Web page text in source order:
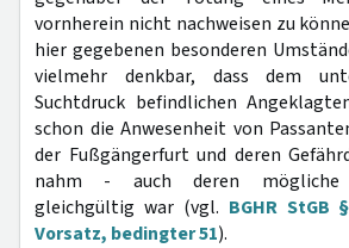
vornherein nicht nachweisen zu
hier gegebenen besonderen
vielmehr denkbar, dass dem
Suchtdruck befindlichen
schon die Anwesenheit von
der Fußgängerfurt und deren
nahm - auch deren mögliche
gleichgültig war (vgl. BGHR StGB
Vorsatz, bedingter 51).